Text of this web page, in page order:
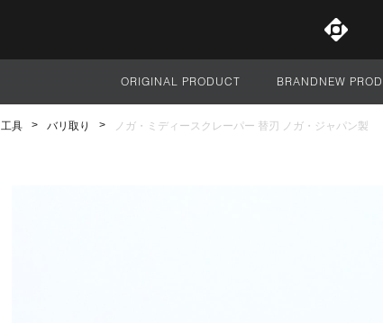
サイト全体
ORIGINAL PRODUCT BRANDNEW
工具 バリ取り ノガ・ミディースクレーパー 替刃 ノガ・ジャパン製